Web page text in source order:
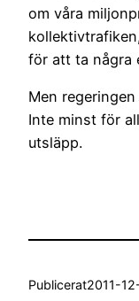
om våra
för att ta några
Men
Inte minst för
utsläpp.
Publicerat2011-